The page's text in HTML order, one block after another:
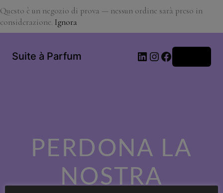
Questo è un negozio di prova — nessun ordine sarà preso in
considerazione. Ignora
Suite à Parfum LinkedIn
Instagram
Facebook
PERDONA LA
NOSTRA